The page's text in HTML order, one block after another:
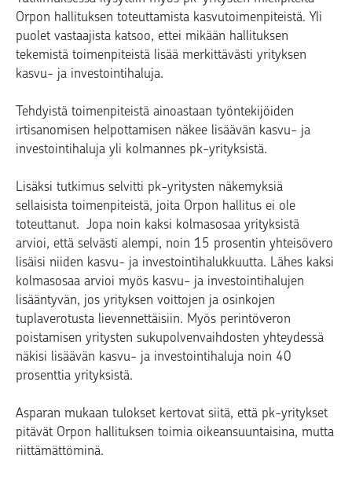
Orpon hallituksen toteuttamista kasvutoimenpiteistä. Yli
puolet vastaajista katsoo, ettei mikään hallituksen
tekemistä toimenpiteistä lisää merkittävästi yrityksen
kasvu- ja investointihaluja.
Tehdyistä toimenpiteistä ainoastaan työntekijöiden
irtisanomisen helpottamisen näkee lisäävän kasvu- ja
investointihaluja yli kolmannes pk-yrityksistä.
Lisäksi tutkimus selvitti pk-yritysten näkemyksiä
sellaisista toimenpiteistä, joita Orpon hallitus ei ole
toteuttanut. Jopa noin kaksi kolmasosaa yrityksistä
arvioi, että selvästi alempi, noin 15 prosentin yhteisövero
lisäisi niiden kasvu- ja investointihalukkuutta. Lähes kaksi
kolmasosaa arvioi myös kasvu- ja investointihalujen
lisääntyvän, jos yrityksen voittojen ja osinkojen
tuplaverotusta lievennettäisiin. Myös perintöveron
poistamisen yritysten sukupolvenvaihdosten yhteydessä
näkisi lisäävän kasvu- ja investointihaluja noin 40
prosenttia yrityksistä.
Asparan mukaan tulokset kertovat siitä, että pk-yritykset
pitävät Orpon hallituksen toimia oikeansuuntaisina, mutta
riittämättöminä.